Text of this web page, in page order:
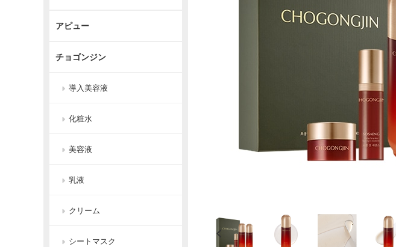
アピュー
チョゴンジン
導入美容液
化粧水
美容液
乳液
クリーム
シートマスク